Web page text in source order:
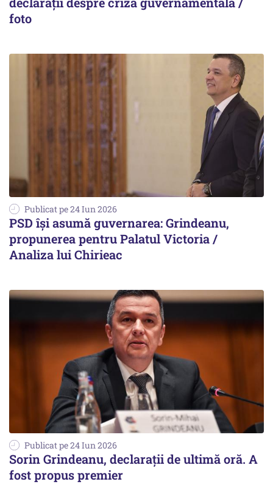
foto
Publicat pe 24 Iun 2026
PSD își asumă guvernarea: Grindeanu,
propunerea pentru Palatul Victoria /
Analiza lui Chirieac
Publicat pe 24 Iun 2026
Sorin Grindeanu, declaraţii de ultimă oră. A
fost propus premier